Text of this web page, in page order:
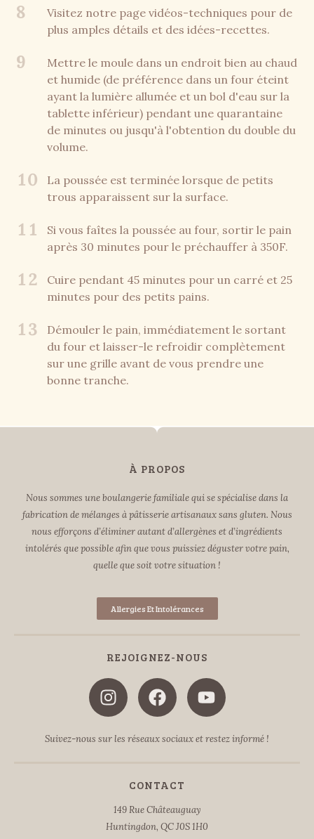
8
Visitez notre page vidéos-techniques pour de
plus amples détails et des idées-recettes.
9
Mettre le moule dans un endroit bien au chaud
et humide (de préférence dans un four éteint
ayant la lumière allumée et un bol d'eau sur la
tablette inférieur) pendant une quarantaine
de minutes ou jusqu'à l'obtention du double du
volume.
10
La poussée est terminée lorsque de petits
trous apparaissent sur la surface.
11
Si vous faîtes la poussée au four, sortir le pain
après 30 minutes pour le préchauffer à 350F.
12
Cuire pendant 45 minutes pour un carré et 25
minutes pour des petits pains.
13
Démouler le pain, immédiatement le sortant
du four et laisser-le refroidir complètement
sur une grille avant de vous prendre une
bonne tranche.
À PROPOS
Nous sommes une boulangerie familiale qui se spécialise dans la
fabrication de mélanges à pâtisserie artisanaux sans gluten. Nous
nous efforçons d’éliminer autant d’allergènes et d’ingrédients
intolérés que possible afin que vous puissiez déguster votre pain,
quelle que soit votre situation !
Allergies Et Intolérances
REJOIGNEZ-NOUS
Suivez-nous sur les réseaux sociaux et restez informé !
CONTACT
149 Rue Châteauguay
Huntingdon, QC J0S 1H0